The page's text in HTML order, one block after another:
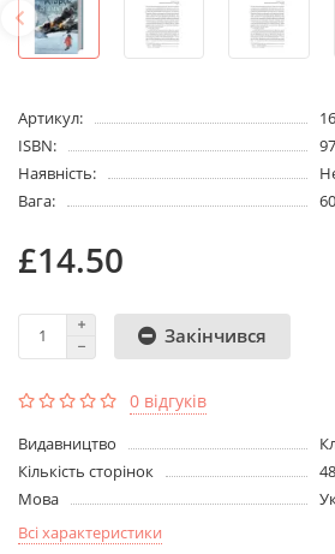
Артикул:
ISBN:
Наявність:
Вага:
£14.50
Закінчився
0 відгуків
Видавництво
Кількість сторінок
Мова
Всі характеристики